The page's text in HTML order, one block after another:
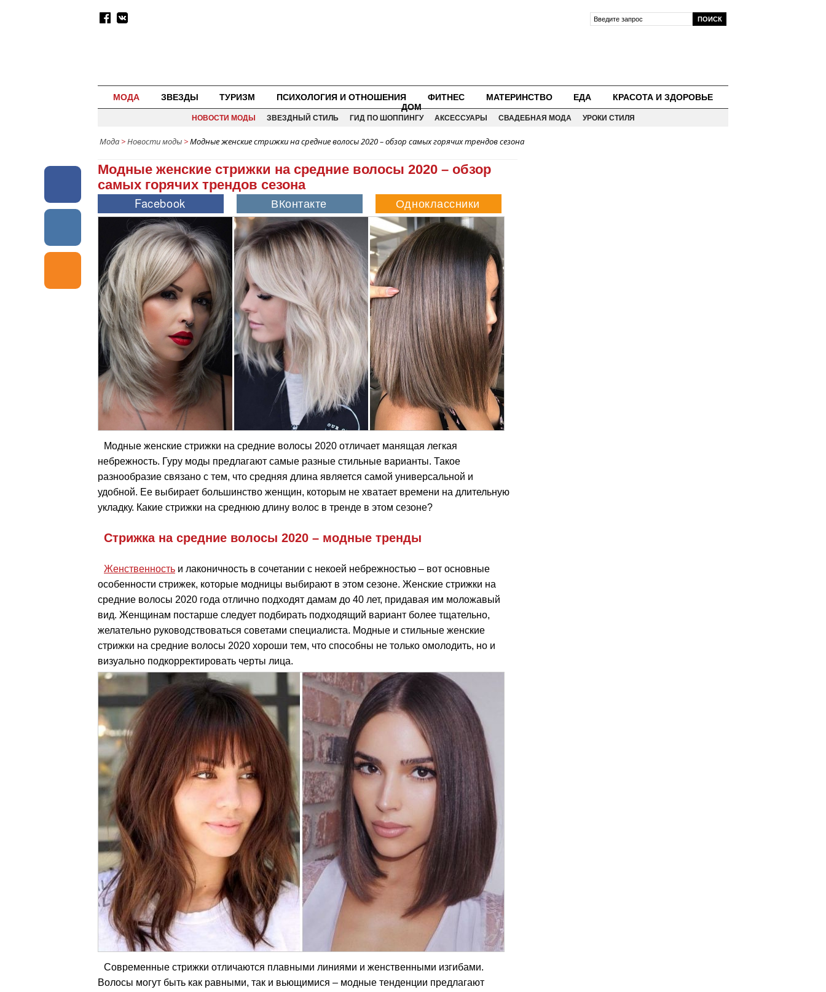
МОДА ЗВЕЗДЫ ТУРИЗМ ПСИХОЛОГИЯ И ОТНОШЕНИЯ ФИТНЕС МАТЕРИНСТВО ЕДА
КРАСОТА И ЗДОРОВЬЕ
ДОМ
НОВОСТИ МОДЫ ЗВЕЗДНЫЙ СТИЛЬ ГИД ПО ШОППИНГУ АКСЕССУАРЫ СВАДЕБНАЯ МОДА УРОКИ СТИЛЯ
Мода >Новости моды >Модные женские стрижки на средние волосы 2020 – обзор самых горячих трендов сезона
Модные женские стрижки на средние волосы 2020 – обзор
самых горячих трендов сезона
Модные женские стрижки на средние волосы 2020 отличает манящая легкая
небрежность. Гуру моды предлагают самые разные стильные варианты. Такое
разнообразие связано с тем, что средняя длина является самой универсальной и
удобной. Ее выбирает большинство женщин, которым не хватает времени на длительную
укладку. Какие стрижки на среднюю длину волос в тренде в этом сезоне?
Стрижка на средние волосы 2020 – модные тренды
Женственность и лаконичность в сочетании с некоей небрежностью – вот основные
особенности стрижек, которые модницы выбирают в этом сезоне. Женские стрижки на
средние волосы 2020 года отлично подходят дамам до 40 лет, придавая им моложавый
вид. Женщинам постарше следует подбирать подходящий вариант более тщательно,
желательно руководствоваться советами специалиста. Модные и стильные женские
стрижки на средние волосы 2020 хороши тем, что способны не только омолодить, но и
визуально подкорректировать черты лица.
Современные стрижки отличаются плавными линиями и женственными изгибами.
Волосы могут быть как равными, так и вьющимися – модные тенденции предлагают